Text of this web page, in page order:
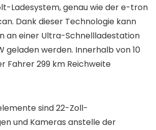
Ladesystem, genau wie der e-tron
Dank dieser Technologie kann
an einer Ultra-Schnellladestation
geladen werden. Innerhalb von 10
Fahrer 299 km Reichweite
sind 22-Zoll-
und Kameras anstelle der